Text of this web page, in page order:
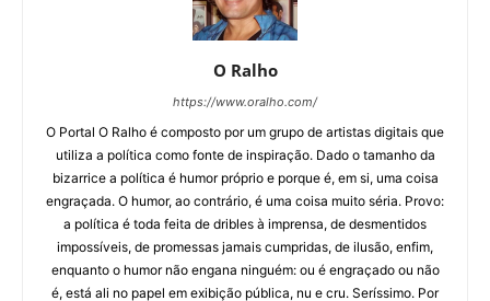
O Ralho
https://www.oralho.com/
O Portal O Ralho é composto por um grupo de artistas digitais que
utiliza a política como fonte de inspiração. Dado o tamanho da
bizarrice a política é humor próprio e porque é, em si, uma coisa
engraçada. O humor, ao contrário, é uma coisa muito séria. Provo:
a política é toda feita de dribles à imprensa, de desmentidos
impossíveis, de promessas jamais cumpridas, de ilusão, enfim,
enquanto o humor não engana ninguém: ou é engraçado ou não
é, está ali no papel em exibição pública, nu e cru. Seríssimo. Por